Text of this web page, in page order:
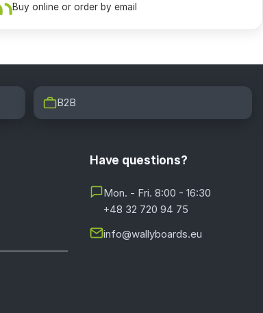
Buy online or order by email
B2B
Have questions?
Mon. - Fri. 8:00 - 16:30
+48 32 720 94 75
info@wallyboards.eu